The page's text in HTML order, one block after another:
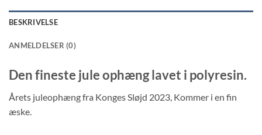
BESKRIVELSE
ANMELDELSER (0)
Den fineste jule ophæng lavet i polyresin.
Årets juleophæng fra Konges Sløjd 2023, Kommer i en fin
æske.